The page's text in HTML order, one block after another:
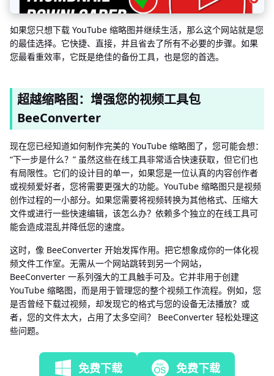
如果您只想下载 YouTube 缩略图并继续生活，那么这个网站就是您
的最佳选择。它快捷、直接，并且省去了所有不必要的步骤。如果
您最看重效率，它既是绝佳的备份工具，也是您的首选。
超越缩略图：增强您的视频工具包
BeeConverter
现在您已经知道如何制作完美的 YouTube 缩略图了，您可能会想：
“下一步是什么？” 虽然这些在线工具非常适合快速获取，但它们也
有局限性。它们的设计目的单一，如果您是一位认真的内容创作者
或视频爱好者，您将需要更强大的功能。YouTube 缩略图只是视频
创作过程的一小部分。如果您需要将视频转换为其他格式、压缩大
文件或进行一些快速编辑，该怎么办？依赖多个独立的在线工具可
能会造成混乱并降低您的速度。
这时，像 BeeConverter 开始发挥作用。把它想象成你的一体化视
频文件工作室。无需从一个网站跳转到另一个网站，
BeeConverter 一系列强大的工具触手可及。它并非用于创建
YouTube 缩略图，而是用于管理您的整个视频工作流程。例如，您
是否曾经下载过视频，却发现它的格式与您的设备无法播放？或
者，您的文件太大，占用了太多空间？ BeeConverter 轻松处理这
些问题。
免费下载 免费下载